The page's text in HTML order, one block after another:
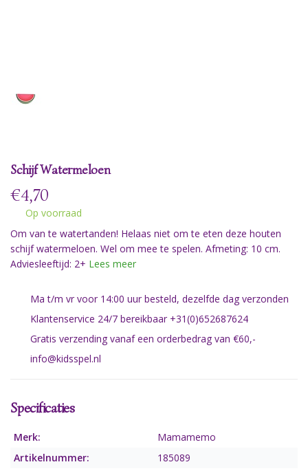
Schijf Watermeloen
€4,70
Op voorraad
Om van te watertanden! Helaas niet om te eten deze houten
schijf watermeloen. Wel om mee te spelen. Afmeting: 10 cm.
Adviesleeftijd: 2+ Lees meer
Ma t/m vr voor 14:00 uur besteld, dezelfde dag verzonden
Klantenservice 24/7 bereikbaar +31(0)652687624
Gratis verzending vanaf een orderbedrag van €60,-
info@kidsspel.nl
Specificaties
Merk:
Mamamemo
Artikelnummer:
185089